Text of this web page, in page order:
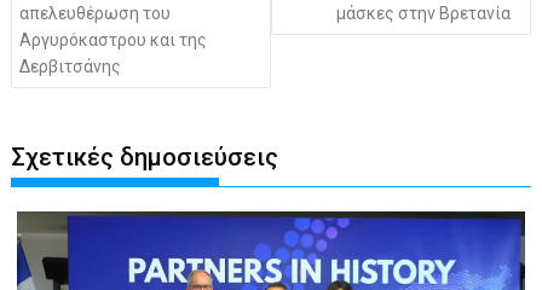
απελευθέρωση του
Αργυρόκαστρου και της
Δερβιτσάνης
μάσκες στην Βρετανία
Σχετικές δημοσιεύσεις